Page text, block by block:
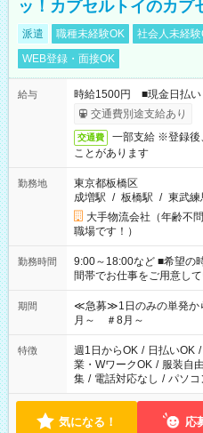
ッ！カプセルトイのカプ
派遣 職種未経験OK 社会人未経験
WEB登録・面接OK
給与
時給1500円 ■現金日払い
交通費別途支給あり
交通費
一部支給 ※登録後
ことがあります
勤務地
東京都板橋区
成増駅 / 板橋駅 / 東武練
大手物流会社（年齢不
職場です！）
勤務時間
9:00～18:00など ■希望の時間帯を選
間帯でお仕事をご用意し
17:00～22:00 13:00～
期間
≪急募≫1日のみの単発
月～ ＃8月～
特徴 週1日からOK / 日払いOK /
業・WワークOK / 服装自由
集 / 電話対応なし / パソコ
気になる！ 応